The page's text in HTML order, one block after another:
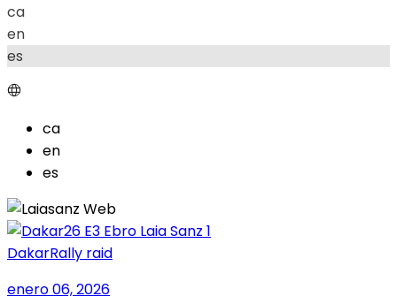
ca
en
es
ca
en
es
DakarRally raid
enero 06, 2026